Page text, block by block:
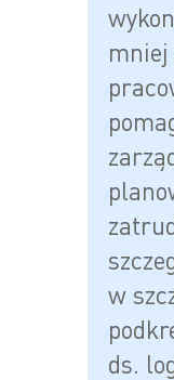
mniej
w
ds.